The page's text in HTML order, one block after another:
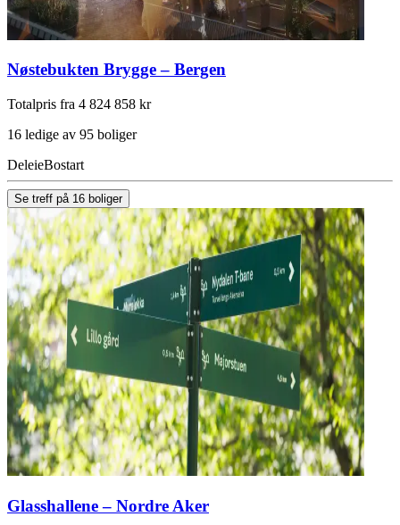
Nøstebukten Brygge – Bergen
Totalpris fra 4 824 858 kr
16 ledige av 95 boliger
DeleieBostart
Se treff på 16 boliger
Glasshallene – Nordre Aker